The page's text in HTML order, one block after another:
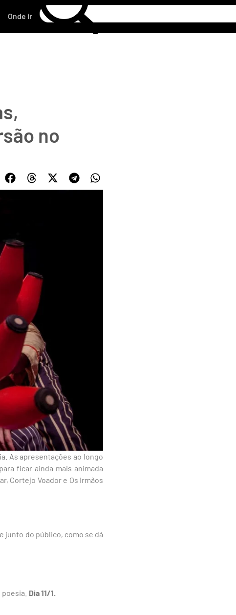
Onde ir
no
As apresentações ao longo
ficar ainda mais animada
Cortejo Voador e Os Irmãos
junto do público, como se dá
Dia 11/1.